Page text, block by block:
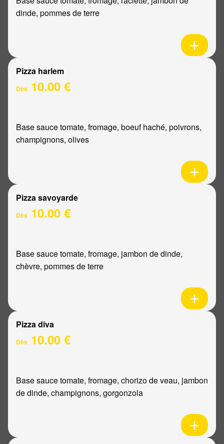
dinde, pommes de terre
Pizza harlem
Dès 10.00 €
Base sauce tomate, fromage, boeuf haché, poivrons,
champignons, olives
Pizza savoyarde
Dès 10.00 €
Base sauce tomate, fromage, jambon de dinde,
chèvre, pommes de terre
Pizza diva
Dès 10.00 €
Base sauce tomate, fromage, chorizo de veau, jambon
de dinde, champignons, gorgonzola